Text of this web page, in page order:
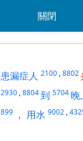
關閉
患漏症人 2100 ,8802
2930 ,8804到 5704晚
899 ， 用水 9002 ,